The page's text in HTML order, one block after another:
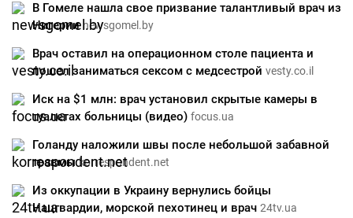
В Гомеле нашла свое призвание талантливый врач из
Нигерии newsgomel.by
Врач оставил на операционном столе пациента и
пошел заниматься сексом с медсестрой vesty.co.il
Иск на $1 млн: врач установил скрытые камеры в
туалетах больницы (видео) focus.ua
Голанду наложили швы после небольшой забавной
травмыkorrespondent.net
Из оккупации в Украину вернулись бойцы
Нацгвардии, морской пехотинец и врач 24tv.ua